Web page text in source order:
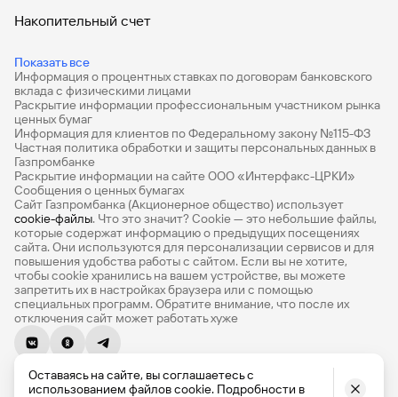
Накопительный счет
Показать все
Дебетовые карты с бесплатным обслуживанием
Все накопительные счета
Банковские вклады на 3 месяца
Вклады с высоким процентом
Калькулятор вкладов
Виртуальные карты
Премиум
Private
РКО
ВЭД
Информация о процентных ставках по договорам банковского
вклада с физическими лицами
Раскрытие информации профессиональным участником рынка
ценных бумаг
Информация для клиентов по Федеральному закону №115-ФЗ
Частная политика обработки и защиты персональных данных в
Газпромбанке
Раскрытие информации на сайте ООО «Интерфакс-ЦРКИ»
Сообщения о ценных бумагах
Сайт Газпромбанка (Акционерное общество) использует
cookie-файлы. Что это значит? Сookie — это небольшие файлы,
которые содержат информацию о предыдущих посещениях
сайта. Они используются для персонализации сервисов и для
повышения удобства работы с сайтом. Если вы не хотите,
чтобы сookie хранились на вашем устройстве, вы можете
запретить их в настройках браузера или с помощью
специальных программ. Обратите внимание, что после их
отключения сайт может работать хуже
© 1990-2026, Банк ГПБ (АО) Генеральная лицензия Банка
России № 354
Оставаясь на сайте, вы соглашаетесь с
использованием файлов cookie. Подробности в